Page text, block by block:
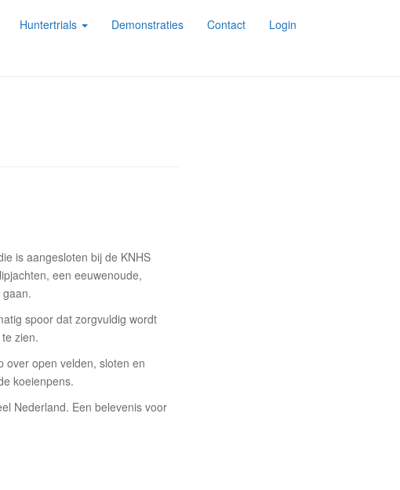
Huntertrials Demonstraties Contact Login
is aangesloten bij de KNHS
een eeuwenoude,
spoor dat zorgvuldig wordt
zien.
over open velden, sloten en
koeienpens.
Nederland. Een belevenis voor